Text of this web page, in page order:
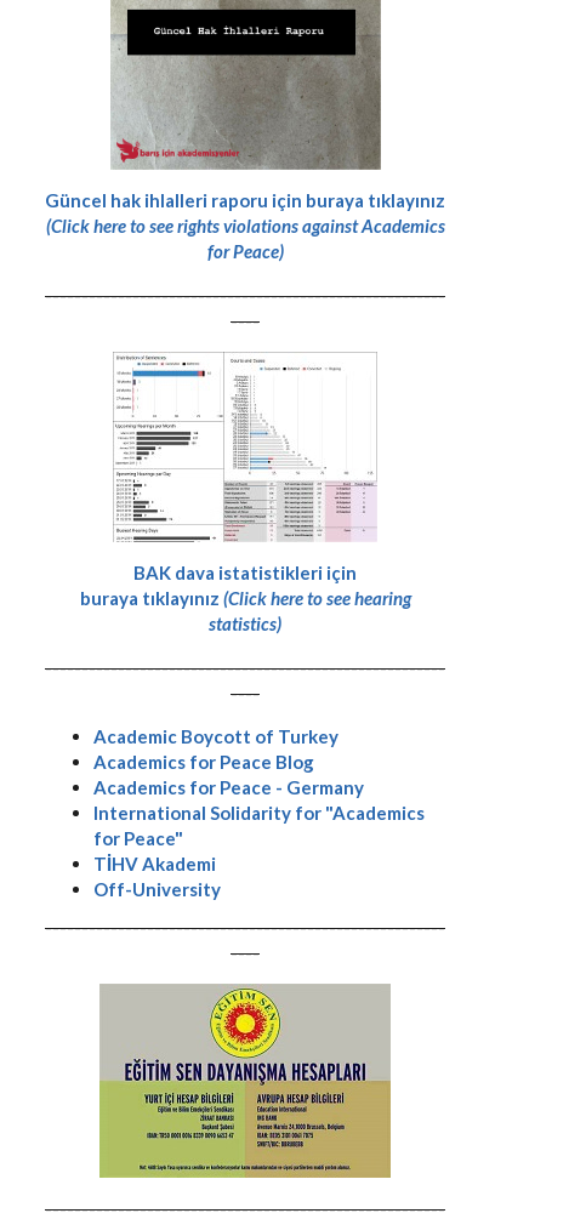
Güncel hak ihlalleri raporu için buraya tıklayınız
(Click here to see rights violations against Academics
for Peace)
-------------------------------------------------------
----
BAK dava istatistikleri için
buraya tıklayınız (Click here to see hearing
statistics)
-------------------------------------------------------
----
Academic Boycott of Turkey
Academics for Peace Blog
Academics for Peace - Germany
International Solidarity for "Academics
for Peace"
TİHV Akademi
Off-University
-------------------------------------------------------
----
-------------------------------------------------------